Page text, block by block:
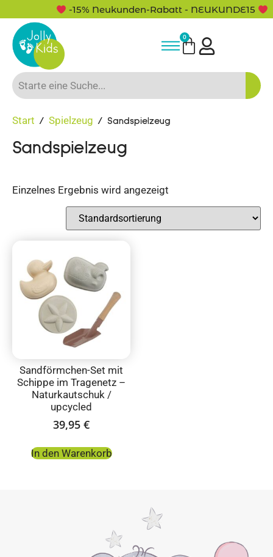
-15% Neukunden-Rabatt - NEUKUNDE15
0
Start / Spielzeug / Sandspielzeug
Sandspielzeug
Einzelnes Ergebnis wird angezeigt
Sandförmchen-Set mit
Schippe im Tragenetz –
Naturkautschuk /
upcycled
39,95 €
In den Warenkorb